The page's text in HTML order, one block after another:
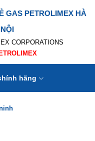
GAS PETROLIMEX HÀ
NỘI
CORPORATIONS
hãng